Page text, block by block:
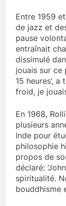
Entre 1959
de jazz et
pause
entraînait
dissimulé
jouais sur ce
15 heures’,
froid, je
En 1968,
plusieurs
Inde pour
philosophie
propos de
déclaré:
spiritualité.
bouddhisme